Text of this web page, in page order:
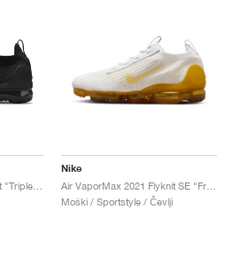
Nike
Air VaporMax 2021 Flyknit SE "Frank Rudy"
Moški / Sportstyle / Čevlji